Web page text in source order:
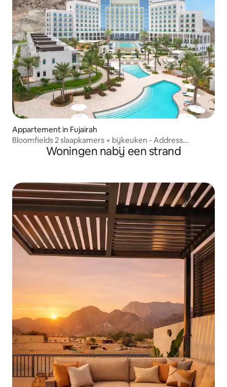
Appartement in Fujairah
Bloomfields 2 slaapkamers + bijkeuken - Address
Residence Fujairah
Woningen nabij een strand